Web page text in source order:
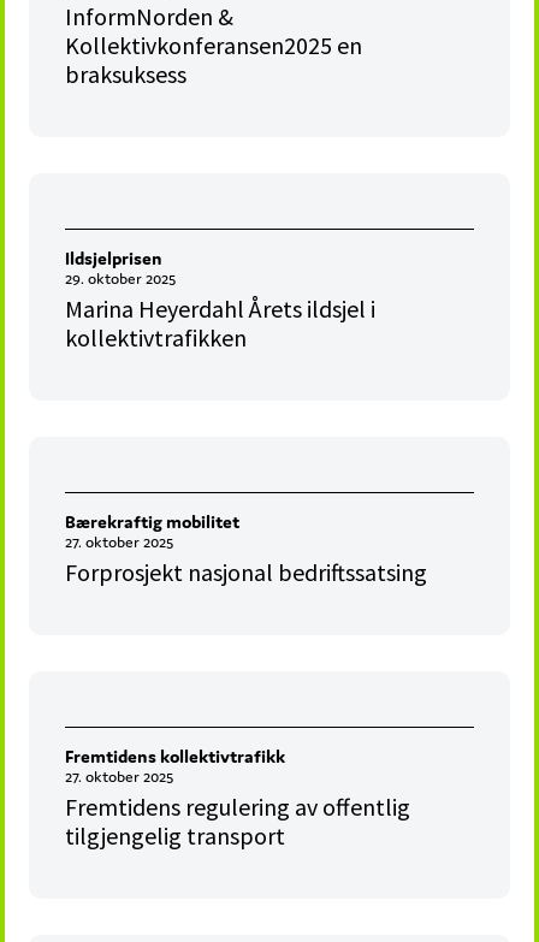
InformNorden &
Kollektivkonferansen2025 en
braksuksess
Ildsjelprisen
29. oktober 2025
Marina Heyerdahl Årets ildsjel i
kollektivtrafikken
Bærekraftig mobilitet
27. oktober 2025
Forprosjekt nasjonal bedriftssatsing
Fremtidens kollektivtrafikk
27. oktober 2025
Fremtidens regulering av offentlig
tilgjengelig transport